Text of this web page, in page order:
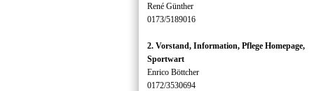
René Günther
0173/5189016
2. Vorstand, Information, Pflege Homepage,
Sportwart
Enrico Böttcher
0172/3530694